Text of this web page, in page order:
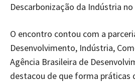
Descarbonização da Indústria no
O encontro contou com a
Desenvolvimento, Indústria,
Agência Brasileira de
destacou de que forma práticas